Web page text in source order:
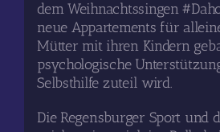
dem Weihnachtssingen
neue Appartements für
Mütter mit ihren Kindern
psychologische
Selbsthilfe zuteil wird.
Die Regensburger Sport und